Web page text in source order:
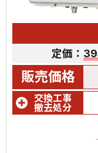
定価：
販売価格
交換工事
撤去処分